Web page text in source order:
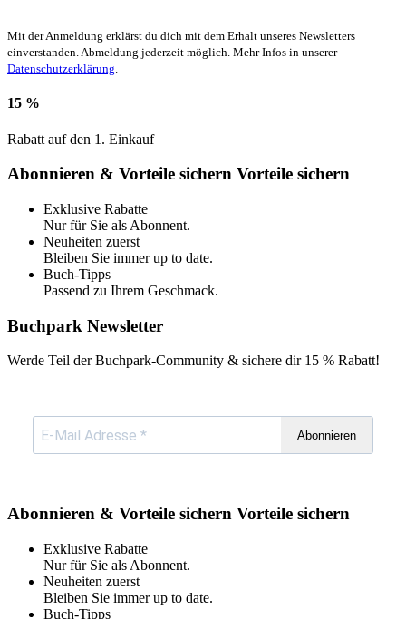
Mit der Anmeldung erklärst du dich mit dem Erhalt unseres Newsletters
einverstanden. Abmeldung jederzeit möglich. Mehr Infos in unserer
Datenschutzerklärung.
15 %
Rabatt auf den 1. Einkauf
Abonnieren & Vorteile sichern Vorteile sichern
Exklusive Rabatte
Nur für Sie als Abonnent.
Neuheiten zuerst
Bleiben Sie immer up to date.
Buch-Tipps
Passend zu Ihrem Geschmack.
Buchpark Newsletter
Werde Teil der Buchpark-Community & sichere dir 15 % Rabatt!
Abonnieren
Abonnieren & Vorteile sichern Vorteile sichern
Exklusive Rabatte
Nur für Sie als Abonnent.
Neuheiten zuerst
Bleiben Sie immer up to date.
Buch-Tipps